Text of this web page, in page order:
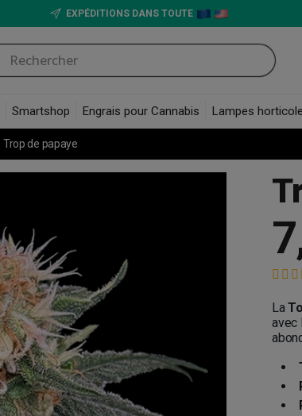
EXPÉDITIONS DANS TOUTE
Smartshop Engrais pour Cannabis Lampes
Trop de papaye
7
La
avec